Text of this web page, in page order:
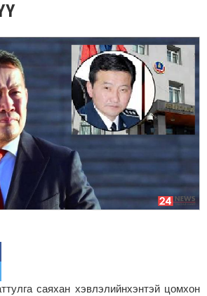
саяхан хэвлэлийнхэнтэй цомхон